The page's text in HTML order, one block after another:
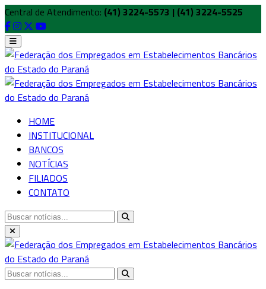
Central de Atendimento: (41) 3224-5573 | (41) 3224-5525
HOME
INSTITUCIONAL
BANCOS
NOTÍCIAS
FILIADOS
CONTATO